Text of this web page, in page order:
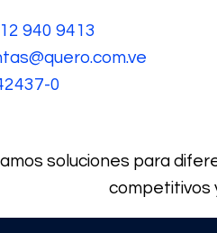
940 9413
0
soluciones para
competitivos